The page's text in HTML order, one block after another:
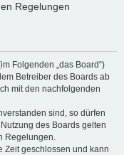
Regelungen
Folgenden „das Board“)
Betreiber des Boards ab
mit den nachfolgenden
sind, so dürfen
des Boards gelten
Regelungen.
Zeit geschlossen und kann